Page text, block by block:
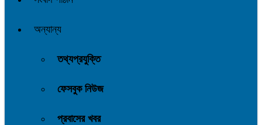
অন্যান্য
তথ্যপ্রযুক্তি
ফেসবুক নিউজ
প্রবাসের খবর